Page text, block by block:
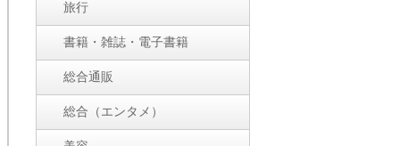
旅行
書籍・雑誌・電子書籍
総合通販
総合（エンタメ）